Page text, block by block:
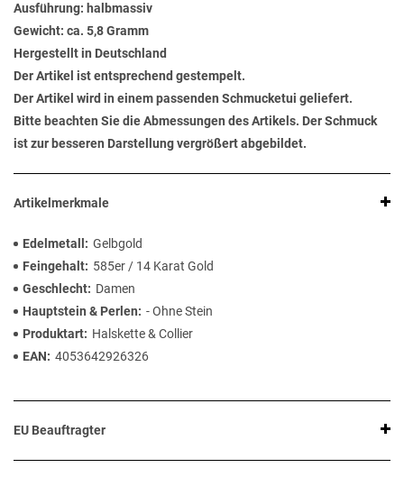
Ausführung: halbmassiv
Gewicht: ca. 5,8 Gramm
Hergestellt in Deutschland
Der Artikel ist entsprechend gestempelt.
Der Artikel wird in einem passenden Schmucketui geliefert.
Bitte beachten Sie die Abmessungen des Artikels. Der Schmuck
ist zur besseren Darstellung vergrößert abgebildet.
Artikelmerkmale
Edelmetall
Gelbgold
Feingehalt
585er / 14 Karat Gold
Geschlecht
Damen
Hauptstein & Perlen
- Ohne Stein
Produktart
Halskette & Collier
EAN
4053642926326
EU Beauftragter